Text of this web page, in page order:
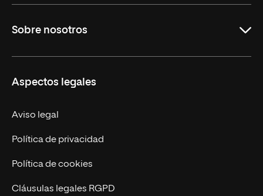
Maestrías
Educación Continua
Sobre nosotros
Trabaja en UNIR
Actualidad UNIR
Contáctanos
Aspectos legales
Aviso legal
Política de privacidad
Política de cookies
Cláusulas legales RGPD